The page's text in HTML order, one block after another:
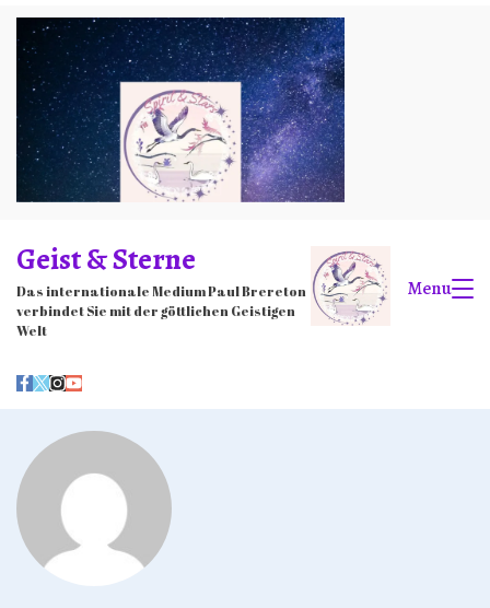
Skip
to
content
Geist & Sterne
Das internationale Medium Paul Brereton
verbindet Sie mit der göttlichen Geistigen
Welt
Menu